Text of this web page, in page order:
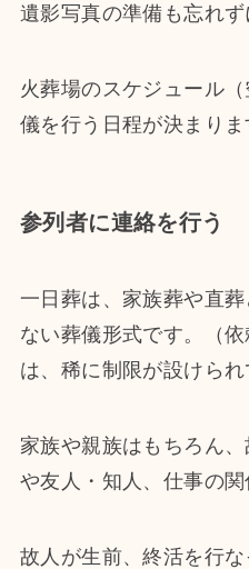
遺影写真の準備も忘れず
火葬場のスケジュール
儀を行う日程が決まりま
参列者に連絡を行う
一日葬は、家族葬や直
ない葬儀形式です。（
は、稀に制限が設けられ
家族や親族はもちろん
や友人・知人、仕事の関
故人が生前、終活を行な